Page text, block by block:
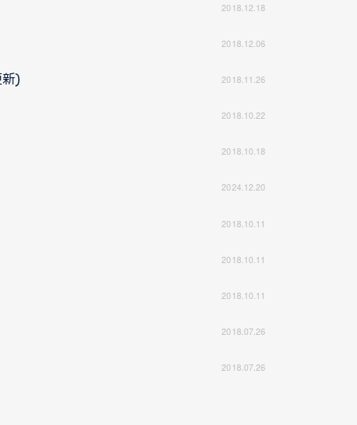
2018.12.18
2018.12.06
) 2018.11.26
2018.10.22
2018.10.18
2024.12.20
2018.10.11
2018.10.11
2018.10.11
2018.07.26
2018.07.26